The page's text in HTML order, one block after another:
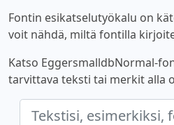
Fontin esikatselutyökalu on
voit nähdä, miltä fontilla
Katso EggersmalldbNormal-
tarvittava teksti tai merkit alla